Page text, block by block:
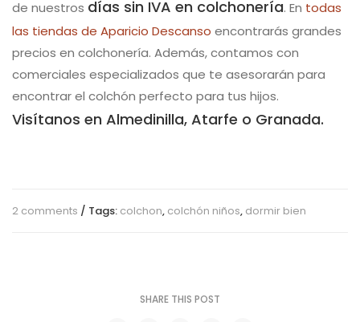
de nuestros días sin IVA en colchonería. En todas
las tiendas de Aparicio Descanso encontrarás grandes
precios en colchonería. Además, contamos con
comerciales especializados que te asesorarán para
encontrar el colchón perfecto para tus hijos.
Visítanos en Almedinilla, Atarfe o Granada.
2 comments / Tags: colchon, colchón niños, dormir bien
SHARE THIS POST